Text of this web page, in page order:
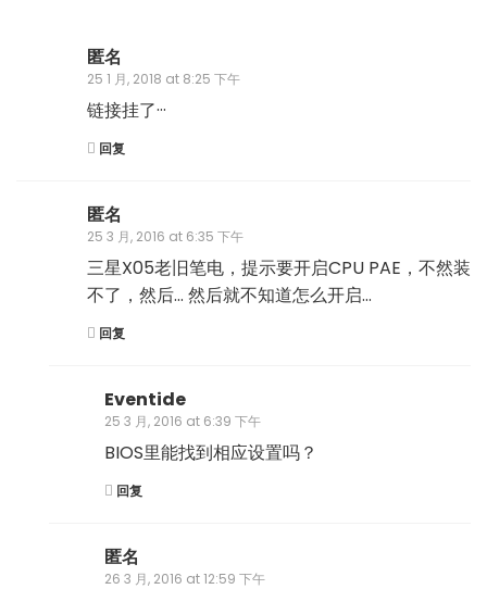
匿名
25 1 月, 2018 at 8:25 下午
链接挂了···
回复
匿名
25 3 月, 2016 at 6:35 下午
三星X05老旧笔电，提示要开启CPU PAE，不然装
不了，然后… 然后就不知道怎么开启…
回复
Eventide
25 3 月, 2016 at 6:39 下午
BIOS里能找到相应设置吗？
回复
匿名
26 3 月, 2016 at 12:59 下午